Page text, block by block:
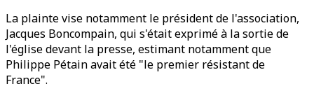
La plainte vise notamment le président de l'association,
Jacques Boncompain, qui s'était exprimé à la sortie de
l'église devant la presse, estimant notamment que
Philippe Pétain avait été "le premier résistant de
France".